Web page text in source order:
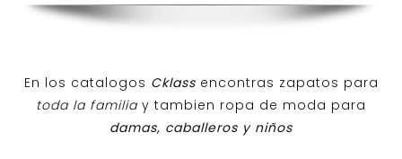
En los catalogos Cklass encontras zapatos para
toda la familiay tambien ropa de moda para
damas, caballeros y niños